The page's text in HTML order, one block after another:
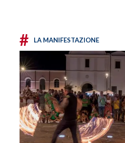
# LA MANIFESTAZIONE